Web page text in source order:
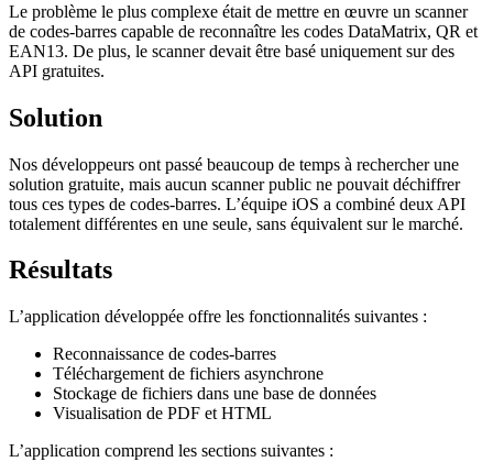
Le problème le plus complexe était de mettre en œuvre un scanner
de codes-barres capable de reconnaître les codes DataMatrix, QR et
EAN13. De plus, le scanner devait être basé uniquement sur des
API gratuites.
Solution
Nos développeurs ont passé beaucoup de temps à rechercher une
solution gratuite, mais aucun scanner public ne pouvait déchiffrer
tous ces types de codes-barres. L’équipe iOS a combiné deux API
totalement différentes en une seule, sans équivalent sur le marché.
Résultats
L’application développée offre les fonctionnalités suivantes :
Reconnaissance de codes-barres
Téléchargement de fichiers asynchrone
Stockage de fichiers dans une base de données
Visualisation de PDF et HTML
L’application comprend les sections suivantes :